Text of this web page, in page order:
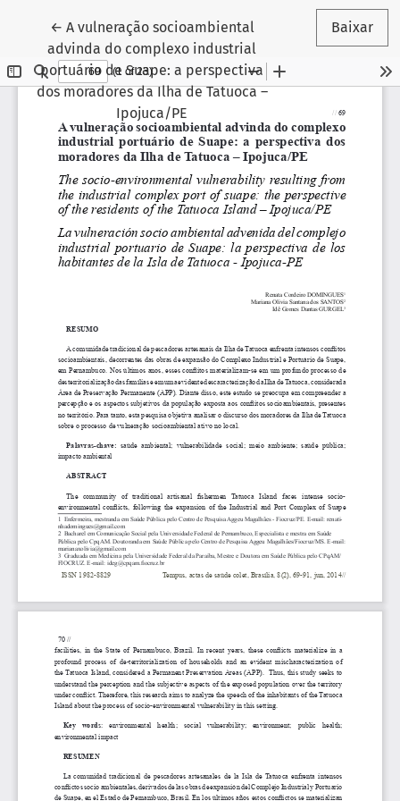
← Voltar aos Detalhes do Artigo
A vulneração socioambiental
advinda do complexo industrial
portuário de Suape: a perspectiva
dos moradores da Ilha de Tatuoca –
Ipojuca/PE
Baixar